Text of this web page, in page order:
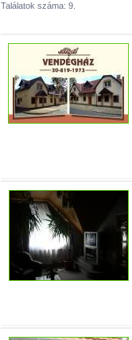
Találatok száma: 9.